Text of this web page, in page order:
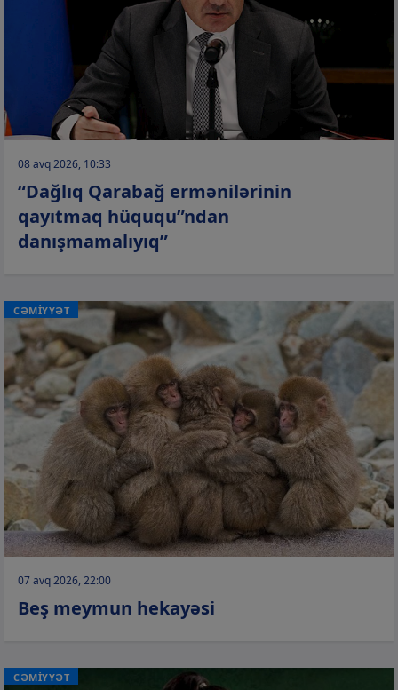
08 avq 2026, 10:33
“Dağlıq Qarabağ ermənilərinin
qayıtmaq hüququ”ndan
danışmamalıyıq”
CƏMİYYƏT
07 avq 2026, 22:00
Beş meymun hekayəsi
CƏMİYYƏT